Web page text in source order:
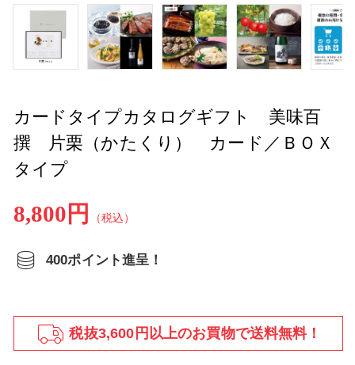
カードタイプカタログギフト 美味百
撰 片栗（かたくり） カード／ＢＯＸ
タイプ
8,800円 （税込）
400ポイント進呈！
税抜3,600円以上のお買物で送料無料！